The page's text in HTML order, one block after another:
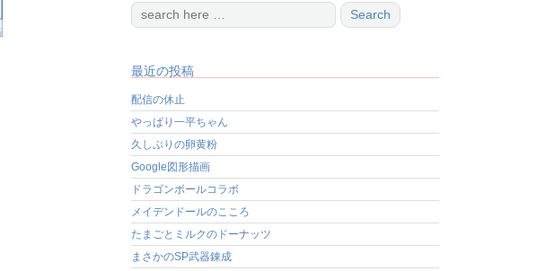
最近の投稿
配信の休止
やっぱり一平ちゃん
久しぶりの卵黄粉
Google図形描画
ドラゴンボールコラボ
メイデンドールのこころ
たまごとミルクのドーナッツ
まさかのSP武器錬成